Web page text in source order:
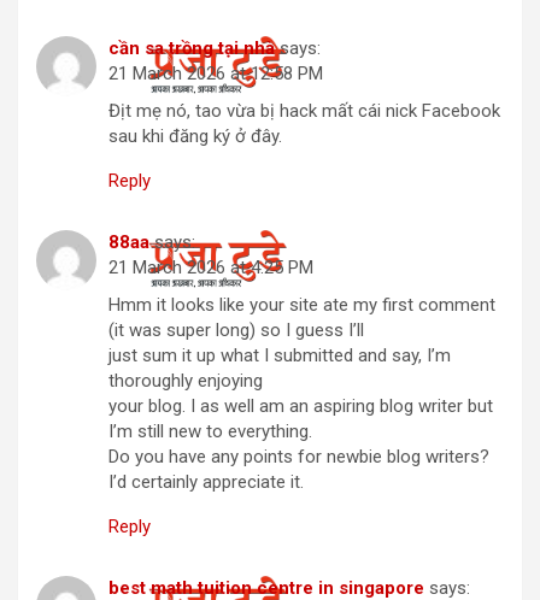
cần sa trồng tại nhà says:
21 March 2026 at 12:58 PM
Địt mẹ nó, tao vừa bị hack mất cái nick Facebook
sau khi đăng ký ở đây.
Reply
88aa says:
21 March 2026 at 4:25 PM
Hmm it looks like your site ate my first comment
(it was super long) so I guess I’ll
just sum it up what I submitted and say, I’m
thoroughly enjoying
your blog. I as well am an aspiring blog writer but
I’m still new to everything.
Do you have any points for newbie blog writers?
I’d certainly appreciate it.
Reply
best math tuition centre in singapore says: